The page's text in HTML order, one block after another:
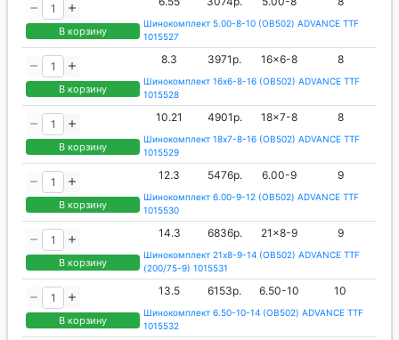
В корзину
Шинокомплект 5.00-8-10 (OB502) ADVANCE TTF
1015527
В корзину
8.3 3971р. 16x6-8 8
Шинокомплект 16x6-8-16 (OB502) ADVANCE TTF
1015528
В корзину
10.21 4901р. 18x7-8 8
Шинокомплект 18x7-8-16 (OB502) ADVANCE TTF
1015529
В корзину
12.3 5476р. 6.00-9 9
Шинокомплект 6.00-9-12 (OB502) ADVANCE TTF
1015530
В корзину
14.3 6836р. 21x8-9 9
Шинокомплект 21x8-9-14 (OB502) ADVANCE TTF
(200/75-9) 1015531
В корзину
13.5 6153р. 6.50-10 10
Шинокомплект 6.50-10-14 (OB502) ADVANCE TTF
1015532